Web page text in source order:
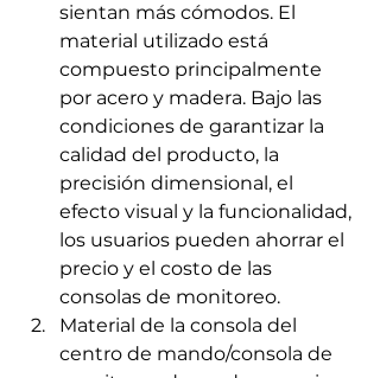
sientan más cómodos. El
material utilizado está
compuesto principalmente
por acero y madera. Bajo las
condiciones de garantizar la
calidad del producto, la
precisión dimensional, el
efecto visual y la funcionalidad,
los usuarios pueden ahorrar el
precio y el costo de las
consolas de monitoreo.
Material de la consola del
centro de mando/consola de